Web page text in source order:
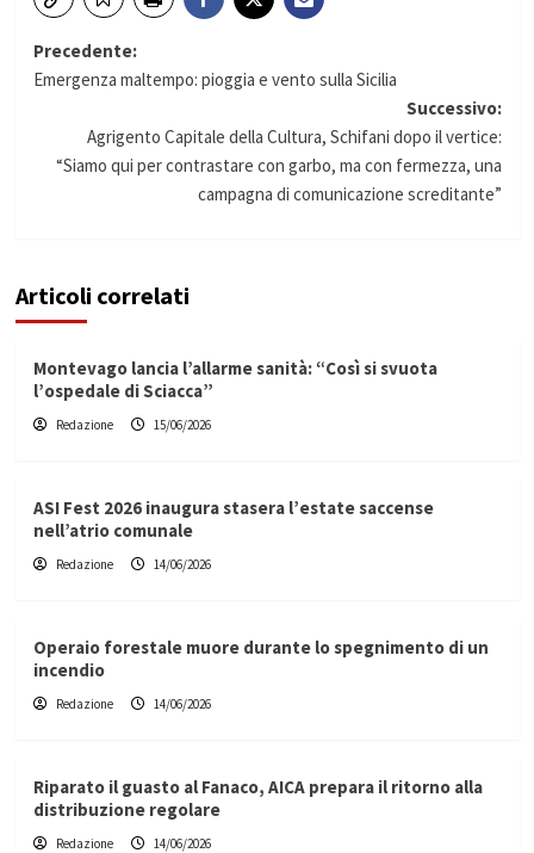
Navigazione
articolo
Precedente:
Emergenza maltempo: pioggia e vento sulla Sicilia
Successivo:
Agrigento Capitale della Cultura, Schifani dopo il vertice:
“Siamo qui per contrastare con garbo, ma con fermezza, una
campagna di comunicazione screditante”
Articoli correlati
Montevago lancia l’allarme sanità: “Così si svuota
l’ospedale di Sciacca”
Redazione 15/06/2026
ASI Fest 2026 inaugura stasera l’estate saccense
nell’atrio comunale
Redazione 14/06/2026
Operaio forestale muore durante lo spegnimento di un
incendio
Redazione 14/06/2026
Riparato il guasto al Fanaco, AICA prepara il ritorno alla
distribuzione regolare
Redazione 14/06/2026